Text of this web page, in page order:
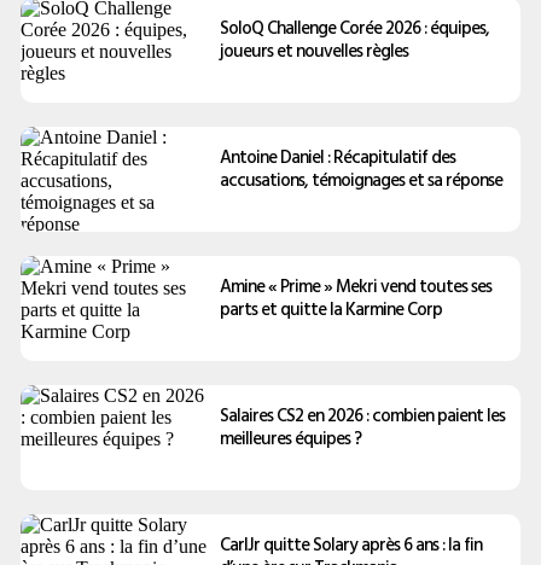
SoloQ Challenge Corée 2026 : équipes,
joueurs et nouvelles règles
Antoine Daniel : Récapitulatif des
accusations, témoignages et sa réponse
Amine « Prime » Mekri vend toutes ses
parts et quitte la Karmine Corp
Salaires CS2 en 2026 : combien paient les
meilleures équipes ?
CarlJr quitte Solary après 6 ans : la fin